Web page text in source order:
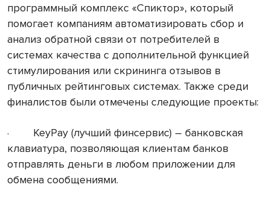
программный комплекс «Спиктор», который
помогает компаниям автоматизировать сбор и
анализ обратной связи от потребителей в
системах качества с дополнительной функцией
стимулирования или скрининга отзывов в
публичных рейтинговых системах. Также среди
финалистов были отмечены следующие проекты:
· KeyPay (лучший финсервис) – банковская
клавиатура, позволяющая клиентам банков
отправлять деньги в любом приложении для
обмена сообщениями.